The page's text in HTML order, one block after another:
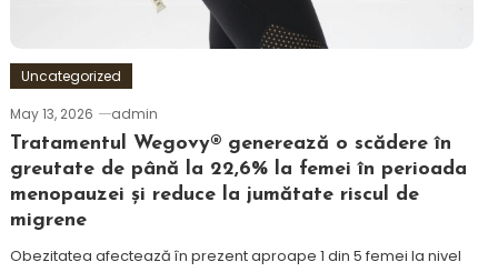
Uncategorized
May 13, 2026
admin
Tratamentul Wegovy® generează o scădere în
greutate de până la 22,6% la femei în perioada
menopauzei și reduce la jumătate riscul de
migrene
Obezitatea afectează în prezent aproape 1 din 5 femei la nivel